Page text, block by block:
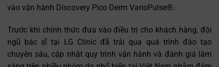
vào vận hành Discovery Pico Derm VarioPulse®.
Trước khi chính thức đưa vào điều trị cho khách hàng, đội
ngũ bác sĩ tại LG Clinic đã trải qua quá trình đào tạo
chuyên sâu, cập nhật quy trình vận hành và đánh giá lâm